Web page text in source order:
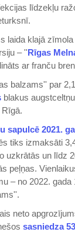
līdzekļu
laida klajā
– ''Rīgas
ar franču
balzams'' par
blakus
sapulcē 2021.
tiks izmaksāti
uzkrātās un līdz
peļņas.
– no 2022. gada
neto
sasniedza